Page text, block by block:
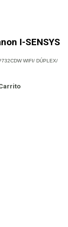
I-SENSYS
WIFI/ DÚPLEX/